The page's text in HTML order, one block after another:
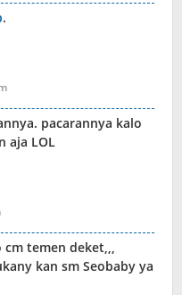
.
pacarannya kalo
aja LOL
cm temen deket,,,
kan sm Seobaby ya